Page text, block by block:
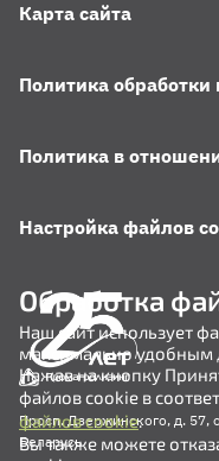
Просп. Дзержинского, д. 57,
Беларусь
Карта сайта
Политика
Политика в
Настройка файлов
Обработка
Наш сайт использует
максимально удобным
Нажав на кнопку
файлов cookie в
файлов cookie.
Вы также можете